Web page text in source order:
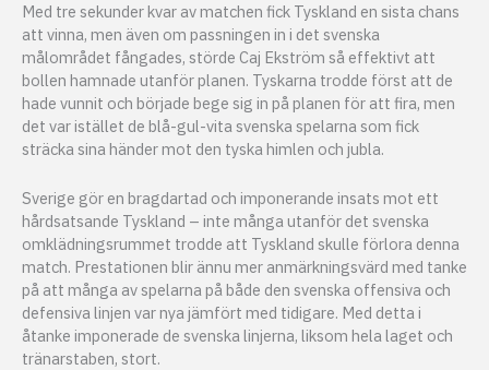
Med tre sekunder kvar av matchen fick Tyskland en sista chans
att vinna, men även om passningen in i det svenska
målområdet fångades, störde Caj Ekström så effektivt att
bollen hamnade utanför planen. Tyskarna trodde först att de
hade vunnit och började bege sig in på planen för att fira, men
det var istället de blå-gul-vita svenska spelarna som fick
sträcka sina händer mot den tyska himlen och jubla.
Sverige gör en bragdartad och imponerande insats mot ett
hårdsatsande Tyskland – inte många utanför det svenska
omklädningsrummet trodde att Tyskland skulle förlora denna
match. Prestationen blir ännu mer anmärkningsvärd med tanke
på att många av spelarna på både den svenska offensiva och
defensiva linjen var nya jämfört med tidigare. Med detta i
åtanke imponerade de svenska linjerna, liksom hela laget och
tränarstaben, stort.